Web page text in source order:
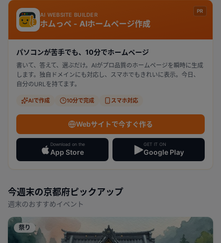
PR
AI WEBSITE BUILDER
ホムっぺ - AIホームページ作成
パソコンが苦手でも、10分でホームページ
書いて、答えて、選ぶだけ。AIがプロ品質のホームページを瞬時に生成
します。独自ドメインにも対応し、スマホでもきれいに表示。今日、
自分のURLを持てます。
AIで作成 10分で完成 スマホ対応
Webサイトで今すぐ作る
Download on the
App Store
GET IT ON
Google Play
今週末の京都府 ピックアップ
週末のおすすめイベント
祭り